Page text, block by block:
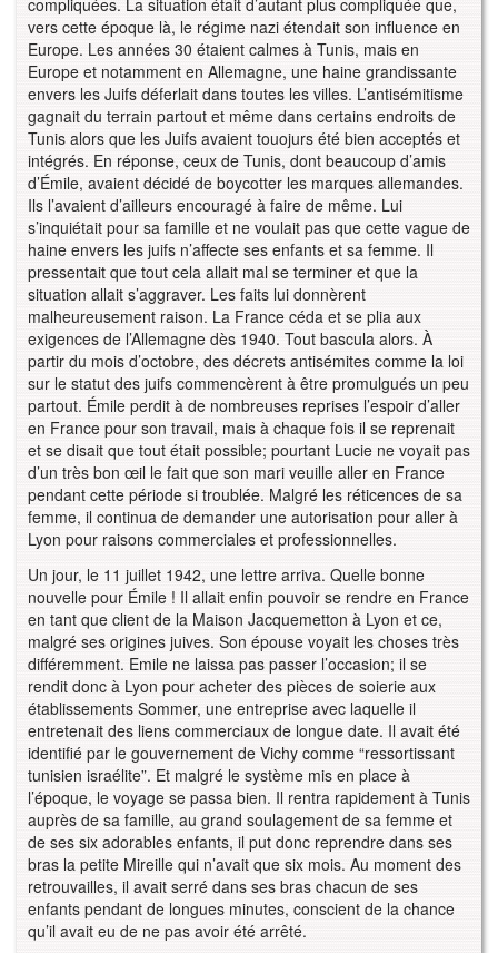
compliquées. La situation était d’autant plus compliquée que,
vers cette époque là, le régime nazi étendait son influence en
Europe. Les années 30 étaient calmes à Tunis, mais en
Europe et notamment en Allemagne, une haine grandissante
envers les Juifs déferlait dans toutes les villes. L’antisémitisme
gagnait du terrain partout et même dans certains endroits de
Tunis alors que les Juifs avaient touojurs été bien acceptés et
intégrés. En réponse, ceux de Tunis, dont beaucoup d’amis
d’Émile, avaient décidé de boycotter les marques allemandes.
Ils l’avaient d’ailleurs encouragé à faire de même. Lui
s’inquiétait pour sa famille et ne voulait pas que cette vague de
haine envers les juifs n’affecte ses enfants et sa femme. Il
pressentait que tout cela allait mal se terminer et que la
situation allait s’aggraver. Les faits lui donnèrent
malheureusement raison. La France céda et se plia aux
exigences de l’Allemagne dès 1940. Tout bascula alors. À
partir du mois d’octobre, des décrets antisémites comme la loi
sur le statut des juifs commencèrent à être promulgués un peu
partout. Émile perdit à de nombreuses reprises l’espoir d’aller
en France pour son travail, mais à chaque fois il se reprenait
et se disait que tout était possible; pourtant Lucie ne voyait pas
d’un très bon œil le fait que son mari veuille aller en France
pendant cette période si troublée. Malgré les réticences de sa
femme, il continua de demander une autorisation pour aller à
Lyon pour raisons commerciales et professionnelles.
Un jour, le 11 juillet 1942, une lettre arriva. Quelle bonne
nouvelle pour Émile ! Il allait enfin pouvoir se rendre en France
en tant que client de la Maison Jacquemetton à Lyon et ce,
malgré ses origines juives. Son épouse voyait les choses très
différemment. Emile ne laissa pas passer l’occasion; il se
rendit donc à Lyon pour acheter des pièces de soierie aux
établissements Sommer, une entreprise avec laquelle il
entretenait des liens commerciaux de longue date. Il avait été
identifié par le gouvernement de Vichy comme “ressortissant
tunisien israélite”. Et malgré le système mis en place à
l’époque, le voyage se passa bien. Il rentra rapidement à Tunis
auprès de sa famille, au grand soulagement de sa femme et
de ses six adorables enfants, il put donc reprendre dans ses
bras la petite Mireille qui n’avait que six mois. Au moment des
retrouvailles, il avait serré dans ses bras chacun de ses
enfants pendant de longues minutes, conscient de la chance
qu’il avait eu de ne pas avoir été arrêté.